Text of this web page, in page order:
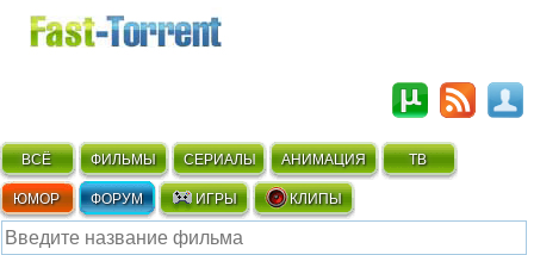
ВСЁ ФИЛЬМЫ СЕРИАЛЫ АНИМАЦИЯ ТВ
ЮМОР ФОРУМ ИГРЫ КЛИПЫ